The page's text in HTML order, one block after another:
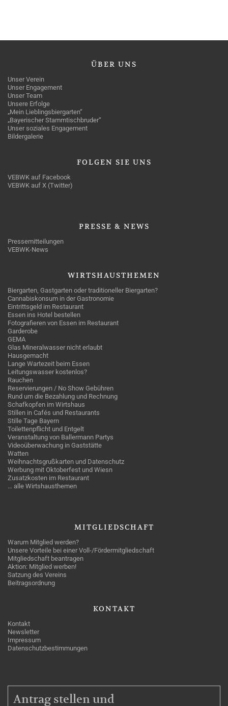
ÜBER UNS
Unser Verein
Unser Engagement
Unser Team
Unsere Erfolge
„Mein Lieblingsbiergarten“
„Bayerischer Stammtischbruder“
Unser soziales Engagement
Bildergalerie
FOLGEN SIE UNS
VEBWK auf Facebook
VEBWK auf X (Twitter)
PRESSE & NEWS
Pressemitteilungen
VEBWK-News
WIRTSHAUSTHEMEN
Biergarten, Gastgarten oder traditioneller Biergarten?
Cannabiskonsum in der Gastronomie
Eintrittsgeld im Restaurant
Essen ins Hotel bestellen
Fotografieren von Essen im Restaurant
Garderobe
GEMA
Glas Mineralwasser nicht erlaubt
Hausgemacht
Lange Wartezeit beim Essen
Leitungswasser kostenlos?
Rauchen
Reservierungen / No Show Gebühren
Rund um die Bezahlung und Rechnung
Schafkopfen im Wirtshaus
Stillen in Cafés und Restaurants
Stille Tage Bayern
Toilettenpflicht und Entgelt
Veranstaltung von Ballermann Partys
Videoüberwachung in Gaststätte
Watten
Weihnachtsgrußkarten und Datenschutz
Werbung mit Oktoberfest und Wiesn
Zusatzkosten im Restaurant
… alle Wirtshausthemen
MITGLIEDSCHAFT
Warum Mitglied werden?
Unsere Vorteile bei einer Voll-/Fördermitgliedschaft
Mitgliedschaft beantragen
Aktion: Mitglied werben!
Satzung des Vereins
Beitragsordnung
KONTAKT
Kontakt
Newsletter
Impressum
Datenschutzbestimmungen
MITGLIEDSCHAFT
Antrag stellen und